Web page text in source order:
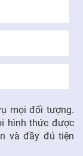
mọi đối tượng.
hình thức được
và đầy đủ tiện